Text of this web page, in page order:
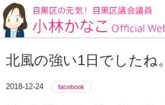
北風の強い1日でしたね。
2018-12-24 facebook